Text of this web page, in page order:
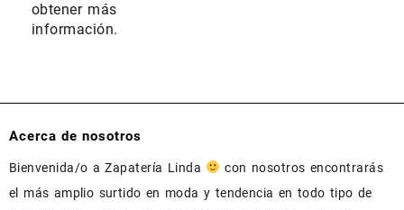
obtener más
información.
Acerca de nosotros
Bienvenida/o a Zapatería Linda
con nosotros encontrarás
el más amplio surtido en moda y tendencia en todo tipo de